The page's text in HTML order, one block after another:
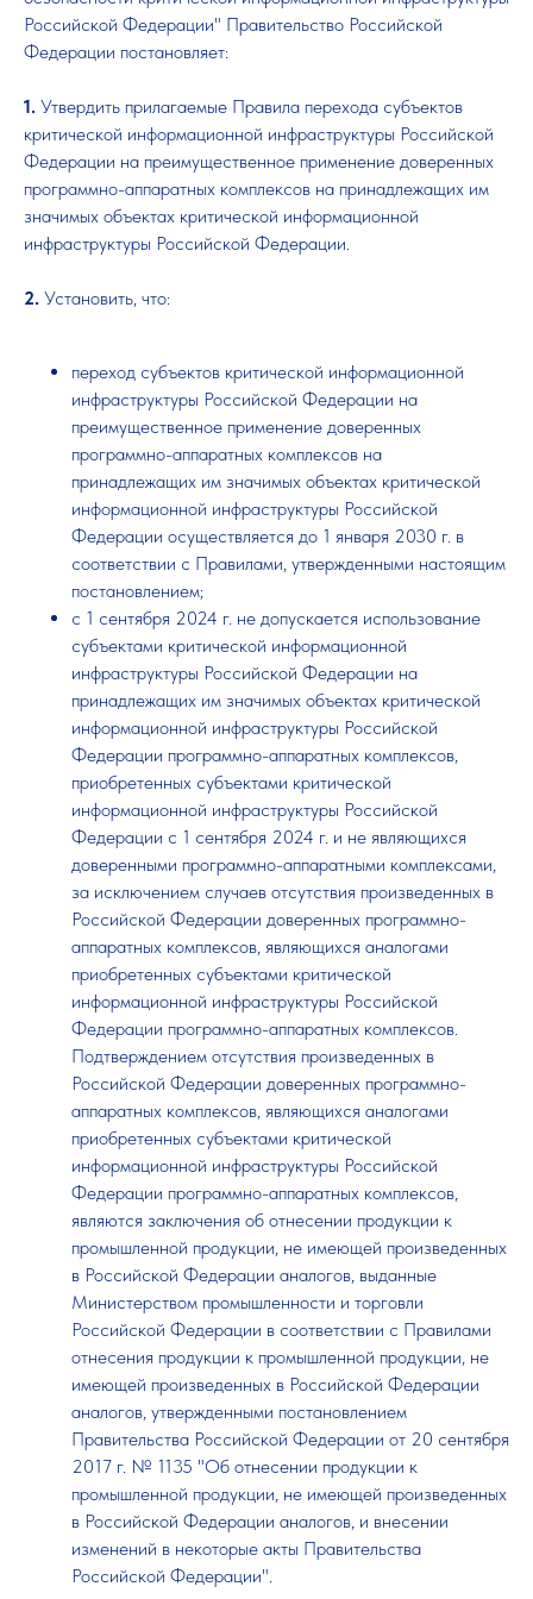
Российской Федерации" Правительство Российской
Федерации постановляет:
1. Утвердить прилагаемые Правила перехода субъектов
критической информационной инфраструктуры Российской
Федерации на преимущественное применение доверенных
программно-аппаратных комплексов на принадлежащих им
значимых объектах критической информационной
инфраструктуры Российской Федерации.
2. Установить, что:
переход субъектов критической информационной
инфраструктуры Российской Федерации на
преимущественное применение доверенных
программно-аппаратных комплексов на
принадлежащих им значимых объектах критической
информационной инфраструктуры Российской
Федерации осуществляется до 1 января 2030 г. в
соответствии с Правилами, утвержденными настоящим
постановлением;
с 1 сентября 2024 г. не допускается использование
субъектами критической информационной
инфраструктуры Российской Федерации на
принадлежащих им значимых объектах критической
информационной инфраструктуры Российской
Федерации программно-аппаратных комплексов,
приобретенных субъектами критической
информационной инфраструктуры Российской
Федерации с 1 сентября 2024 г. и не являющихся
доверенными программно-аппаратными комплексами,
за исключением случаев отсутствия произведенных в
Российской Федерации доверенных программно-
аппаратных комплексов, являющихся аналогами
приобретенных субъектами критической
информационной инфраструктуры Российской
Федерации программно-аппаратных комплексов.
Подтверждением отсутствия произведенных в
Российской Федерации доверенных программно-
аппаратных комплексов, являющихся аналогами
приобретенных субъектами критической
информационной инфраструктуры Российской
Федерации программно-аппаратных комплексов,
являются заключения об отнесении продукции к
промышленной продукции, не имеющей произведенных
в Российской Федерации аналогов, выданные
Министерством промышленности и торговли
Российской Федерации в соответствии с Правилами
отнесения продукции к промышленной продукции, не
имеющей произведенных в Российской Федерации
аналогов, утвержденными постановлением
Правительства Российской Федерации от 20 сентября
2017 г. № 1135 "Об отнесении продукции к
промышленной продукции, не имеющей произведенных
в Российской Федерации аналогов, и внесении
изменений в некоторые акты Правительства
Российской Федерации".